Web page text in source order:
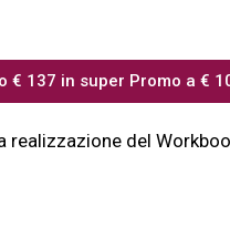
€ 137 in super Promo a €
realizzazione del